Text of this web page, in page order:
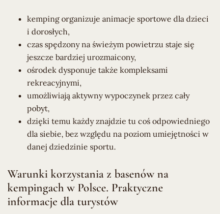
kemping organizuje animacje sportowe dla dzieci
i dorosłych,
czas spędzony na świeżym powietrzu staje się
jeszcze bardziej urozmaicony,
ośrodek dysponuje także kompleksami
rekreacyjnymi,
umożliwiają aktywny wypoczynek przez cały
pobyt,
dzięki temu każdy znajdzie tu coś odpowiedniego
dla siebie, bez względu na poziom umiejętności w
danej dziedzinie sportu.
Warunki korzystania z basenów na
kempingach w Polsce. Praktyczne
informacje dla turystów